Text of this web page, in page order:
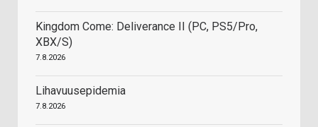
Kingdom Come: Deliverance II (PC, PS5/Pro,
XBX/S)
7.8.2026
Lihavuusepidemia
7.8.2026